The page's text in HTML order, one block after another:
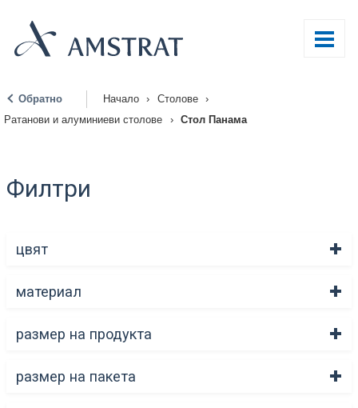
Обратно Начало › Столове
›
Ратанови и алуминиеви столове
› Стол Панама
Филтри
цвят
материал
размер на продукта
размер на пакета